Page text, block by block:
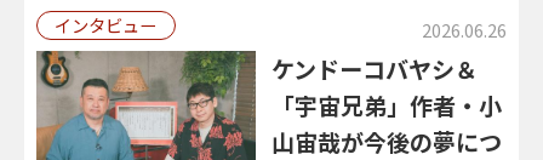
インタビュー 2026.06.26
ケンドーコバヤシ＆
「宇宙兄弟」作者・小
山宙哉が今後の夢につ